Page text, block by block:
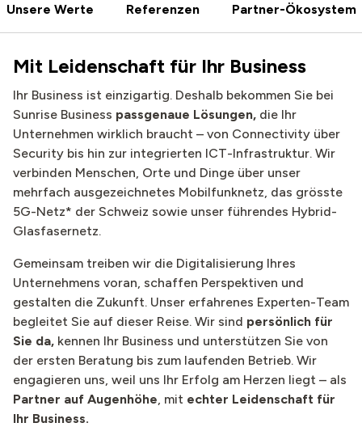
Unsere Werte Referenzen Partner-Ökosystem
Mit Leidenschaft für Ihr Business
Ihr Business ist einzigartig. Deshalb bekommen Sie bei
Sunrise Business passgenaue Lösungen, die Ihr
Unternehmen wirklich braucht – von Connectivity über
Security bis hin zur integrierten ICT-Infrastruktur. Wir
verbinden Menschen, Orte und Dinge über unser
mehrfach ausgezeichnetes Mobilfunknetz, das grösste
5G-Netz* der Schweiz sowie unser führendes Hybrid-
Glasfasernetz.
Gemeinsam treiben wir die Digitalisierung Ihres
Unternehmens voran, schaffen Perspektiven und
gestalten die Zukunft. Unser erfahrenes Experten-Team
begleitet Sie auf dieser Reise. Wir sind persönlich für
Sie da, kennen Ihr Business und unterstützen Sie von
der ersten Beratung bis zum laufenden Betrieb. Wir
engagieren uns, weil uns Ihr Erfolg am Herzen liegt – als
Partner auf Augenhöhe, mit echter Leidenschaft für
Ihr Business.